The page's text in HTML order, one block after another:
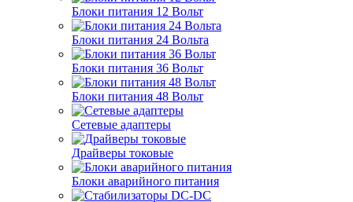
Блоки питания 12 Вольт
Блоки питания 24 Вольта
Блоки питания 36 Вольт
Блоки питания 48 Вольт
Сетевые адаптеры
Драйверы токовые
Блоки аварийного питания